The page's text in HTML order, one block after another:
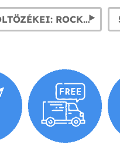
1950-ES ÉVEK ÖLTÖZÉKEI: ROCK 'N ROLL JELMEZEK FÉRFIAKNAK